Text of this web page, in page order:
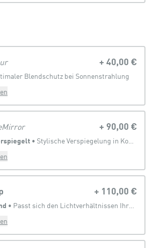
+40,00 €
Blendschutz bei Sonnenstrahlung
+ 90,00 €
•
Stylische Verspiegelung in Kombination mit Sonnenbrillentönung
+ 110,00 €
•
Passt sich den Lichtverhältnissen Ihrer Umgebung an